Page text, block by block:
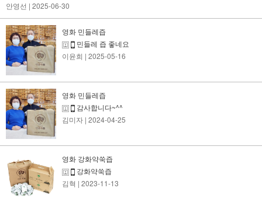
안영선 | 2025-06-30
영화 민들레즙
민들레 즙 좋네요
이윤희 | 2025-05-16
영화 민들레즙
감사합니다~^^
김미자 | 2024-04-25
영화 강화약쑥즙
강화약쑥즙
김혁 | 2023-11-13